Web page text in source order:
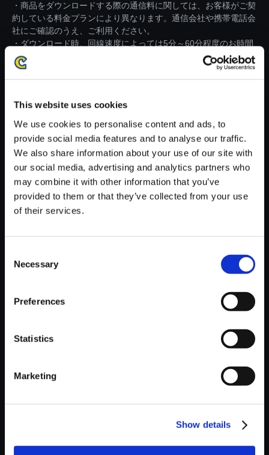
This website uses cookies
We use cookies to personalise content and ads, to
provide social media features and to analyse our traffic.
We also share information about your use of our site with
our social media, advertising and analytics partners who
may combine it with other information that you’ve
provided to them or that they’ve collected from your use
of their services.
Selection
Necessary
Preferences
Statistics
Marketing
Show details
・商品をダウンロードする際の通信料に関しては、お客様がご契
約している料金プランにより異なります。通信会社や携帯電話会
社にご確認のうえ、ご利用ください。
・ダウンロード時、回線速度によっては5分～60分程度のお時間
がかかる場合がございます。
※ご購入いただいたファイルのダウンロードの際には、通信環境
が安定しているWifi環境でお試しください。
【単曲】バイオハザード7 レジ
デント イービル オリジナル・サ
ウンドトラック Molded Ⅳ
おすすめ商品